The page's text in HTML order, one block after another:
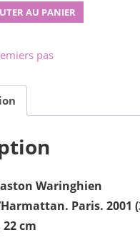
AU PANIER
pas
Waringhien
Paris. 2001
22 cm